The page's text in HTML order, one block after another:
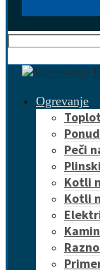
Ogrevanje
Peči
Kotli
Kotli